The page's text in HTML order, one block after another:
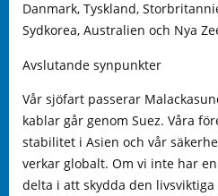
Danmark, Tyskland,
Sydkorea, Australien och Nya
Avslutande synpunkter
Vår sjöfart passerar
kablar går genom Suez. Våra
stabilitet i Asien och vår
verkar globalt. Om vi inte har
delta i att skydda den